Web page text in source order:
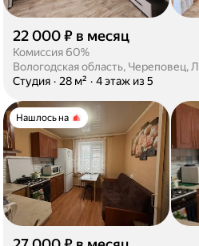
22 000 ₽ в месяц
Комиссия 60%
Вологодская область, Череповец,
Студия · 28 м² · 4 этаж из 5
Нашлось на